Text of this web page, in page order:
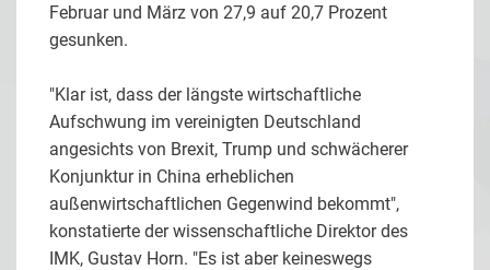
Februar und März von 27,9 auf 20,7 Prozent
gesunken.
"Klar ist, dass der längste wirtschaftliche
Aufschwung im vereinigten Deutschland
angesichts von Brexit, Trump und schwächerer
Konjunktur in China erheblichen
außenwirtschaftlichen Gegenwind bekommt",
konstatierte der wissenschaftliche Direktor des
IMK, Gustav Horn. "Es ist aber keineswegs